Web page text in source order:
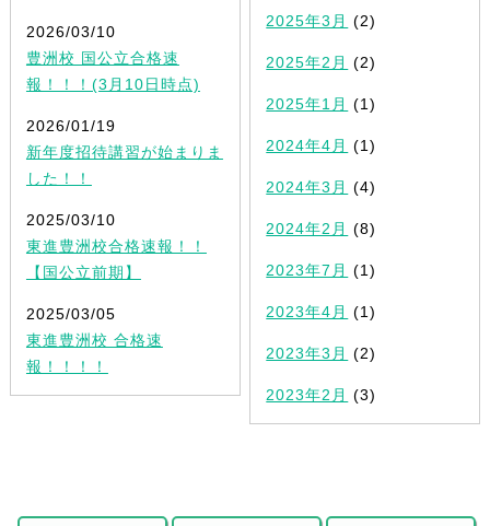
2026/03/10
豊洲校 国公立合格速
報！！！(3月10日時点)
2026/01/19
新年度招待講習が始まりま
した！！
2025/03/10
東進豊洲校合格速報！！
【国公立前期】
2025/03/05
東進豊洲校 合格速
報！！！！
2025年3月 (2)
2025年2月 (2)
2025年1月 (1)
2024年4月 (1)
2024年3月 (4)
2024年2月 (8)
2023年7月 (1)
2023年4月 (1)
2023年3月 (2)
2023年2月 (3)